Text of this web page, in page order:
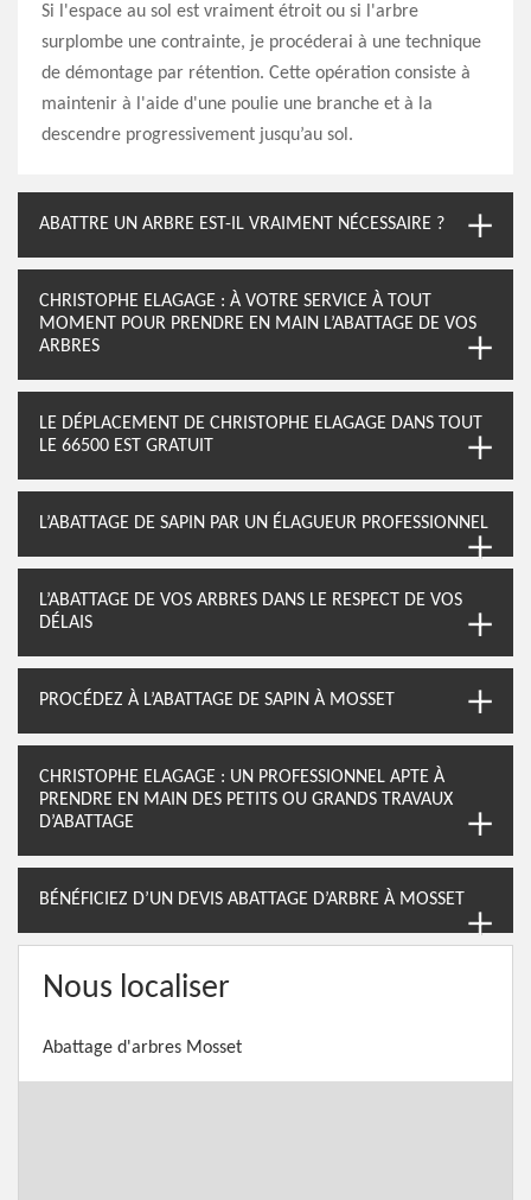
Si l'espace au sol est vraiment étroit ou si l'arbre
surplombe une contrainte, je procéderai à une technique
de démontage par rétention. Cette opération consiste à
maintenir à l'aide d'une poulie une branche et à la
descendre progressivement jusqu’au sol.
ABATTRE UN ARBRE EST-IL VRAIMENT NÉCESSAIRE ?
CHRISTOPHE ELAGAGE : À VOTRE SERVICE À TOUT
MOMENT POUR PRENDRE EN MAIN L’ABATTAGE DE VOS
ARBRES
LE DÉPLACEMENT DE CHRISTOPHE ELAGAGE DANS TOUT
LE 66500 EST GRATUIT
L’ABATTAGE DE SAPIN PAR UN ÉLAGUEUR PROFESSIONNEL
L’ABATTAGE DE VOS ARBRES DANS LE RESPECT DE VOS
DÉLAIS
PROCÉDEZ À L’ABATTAGE DE SAPIN À MOSSET
CHRISTOPHE ELAGAGE : UN PROFESSIONNEL APTE À
PRENDRE EN MAIN DES PETITS OU GRANDS TRAVAUX
D’ABATTAGE
BÉNÉFICIEZ D’UN DEVIS ABATTAGE D’ARBRE À MOSSET
Nous localiser
Abattage d'arbres Mosset